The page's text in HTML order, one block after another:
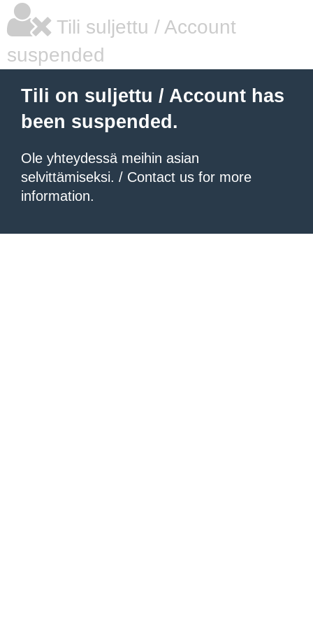
Tili suljettu / Account
suspended
Tili on suljettu / Account has
been suspended.
Ole yhteydessä meihin asian
selvittämiseksi. / Contact us for more
information.